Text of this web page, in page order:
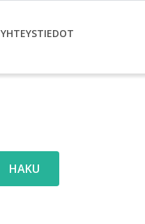
YHTEYSTIEDOT
HAKU